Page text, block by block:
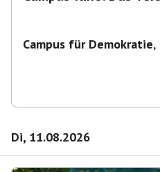
Campus für Demokratie,
Di, 11.08.2026